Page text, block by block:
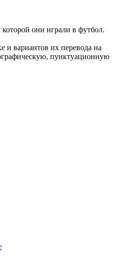
которой они играли в футбол.
и вариантов их перевода на
пунктуационную